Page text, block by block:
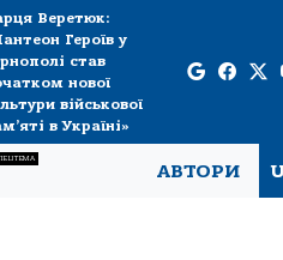
Веретюк:
Героїв у
став
нової
військової
в Україні»
АВТОРИ